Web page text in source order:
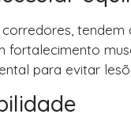
fortalecimento
para evitar